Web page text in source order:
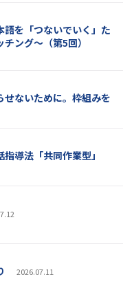
語を「つないでいく」た
ング～（第5回）
せないために。枠組みを
導法「共同作業型」
2026.07.11